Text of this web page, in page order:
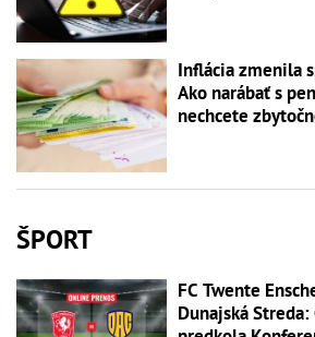
Inflácia zmenila
Ako narábať s
nechcete
ŠPORT
FC Twente
Dunajská